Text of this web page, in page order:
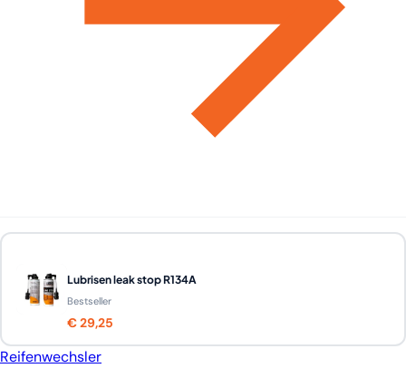
Lubrisen leak stop R134A
Bestseller
€ 29,25
Reifenwechsler